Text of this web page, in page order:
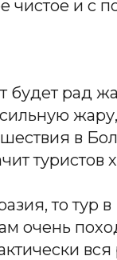
чистое и с
рад
в
туристов
то тур
очень